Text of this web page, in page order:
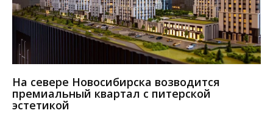
На севере Новосибирска возводится
премиальный квартал с питерской
эстетикой